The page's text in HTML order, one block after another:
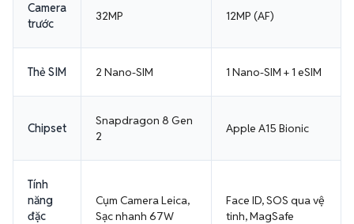
Camera
trước
32MP 12MP (AF)
Thẻ SIM 2 Nano-SIM 1 Nano-SIM + 1 eSIM
Chipset
Snapdragon 8 Gen
2
Apple A15 Bionic
Tính
năng
đặc
Cụm Camera Leica,
Sạc nhanh 67W
Face ID, SOS qua vệ
tinh, MagSafe